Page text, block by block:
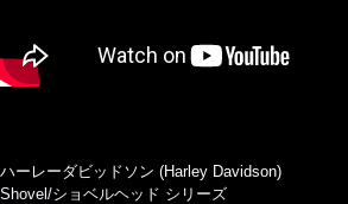
ハーレーダビッドソン (Harley Davidson)
Shovel/ショベルヘッド シリーズ